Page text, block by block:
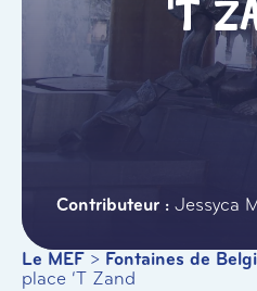
‘T
Jessyca
Le MEF > Fontaines de
place ‘T Zand